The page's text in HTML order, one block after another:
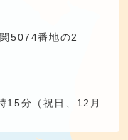
5074番地の2
15分（祝日、12月